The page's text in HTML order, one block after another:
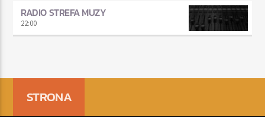
RADIO STREFA MUZY
22:00
STRONA